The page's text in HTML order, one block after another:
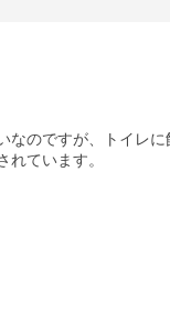
のですが、トイレに
ています。